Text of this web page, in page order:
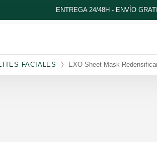
ENTREGA 24/48H - ENVÍO
FACIALES EXO Sheet Mask